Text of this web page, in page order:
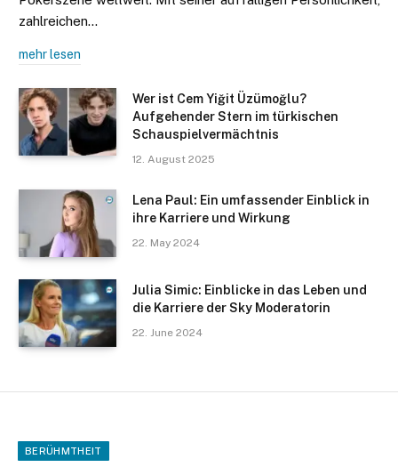
zahlreichen…
mehr lesen
Wer ist Cem Yiğit Üzümoğlu?
Aufgehender Stern im türkischen
Schauspielvermächtnis​
12. August 2025
Lena Paul: Ein umfassender Einblick in
ihre Karriere und Wirkung
22. May 2024
Julia Simic: Einblicke in das Leben und
die Karriere der Sky Moderatorin
22. June 2024
BERÜHMTHEIT